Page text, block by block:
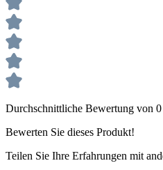
Durchschnittliche Bewertung von 0
Bewerten Sie dieses Produkt!
Teilen Sie Ihre Erfahrungen mit